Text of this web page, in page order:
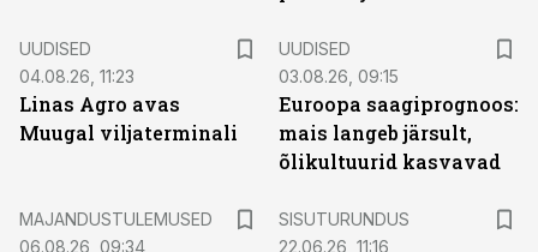
UUDISED
04.08.26, 11:23
Linas Agro avas
Muugal viljaterminali
UUDISED
03.08.26, 09:15
Euroopa saagiprognoos:
mais langeb järsult,
õlikultuurid kasvavad
MAJANDUSTULEMUSED
06.08.26, 09:34
SISUTURUNDUS
22.06.26, 11:16